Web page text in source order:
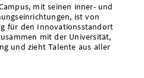
mit seinen inner- und
ist von
für den Innovationsstandort
mit der Universität,
und zieht Talente aus aller